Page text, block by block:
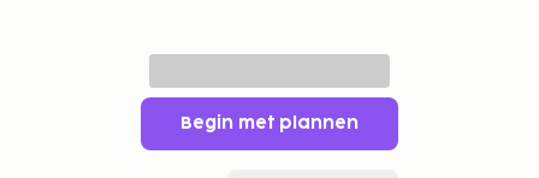
Begin met plannen